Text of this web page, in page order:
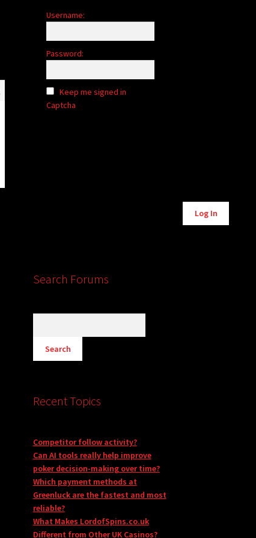
Username:
Password:
Keep me signed in
Captcha
Log In
Search Forums
Recent Topics
Competitor follow activity?
Can AI tools really help improve
poker decision-making over time?
Which payment methods at
Greenluck are the fastest and most
reliable?
What Makes LordofSpins.co.uk
Different from Other UK Casinos?